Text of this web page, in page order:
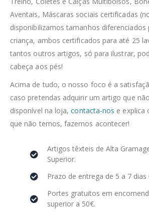
Aventais, Máscaras sociais certificadas
disponibilizamos tamanhos diferenciados
criança, ambos certificados para até 25
tantos outros artigos, só para ilustrar,
cabeça aos pés!
Acima de tudo, o nosso foco é a
caso pretendas adquirir um artigo que
disponível na loja,contacta-nos e explica
que não temos, fazemos acontecer!
Artigos têxteis de Alta
Superior.
Prazo de entrega de 5 a 7 dias
Portes gratuitos em
superior a 50€.